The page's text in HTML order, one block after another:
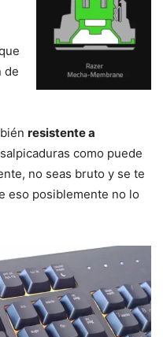
de
resistente a
como puede
no seas bruto y se te
eso posiblemente no lo